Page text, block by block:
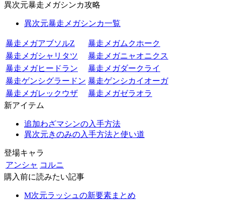
異次元暴走メガシンカ攻略
異次元暴走メガシンカ一覧
暴走メガアブソルZ
暴走メガムクホーク
暴走メガシャリタツ
暴走メガニャオニクス
暴走メガヒードラン
暴走メガダークライ
暴走ゲンシグラードン 暴走ゲンシカイオーガ
暴走メガレックウザ
暴走メガゼラオラ
新アイテム
追加わざマシンの入手方法
異次元きのみの入手方法と使い道
登場キャラ
アンシャ コルニ
購入前に読みたい記事
M次元ラッシュの新要素まとめ